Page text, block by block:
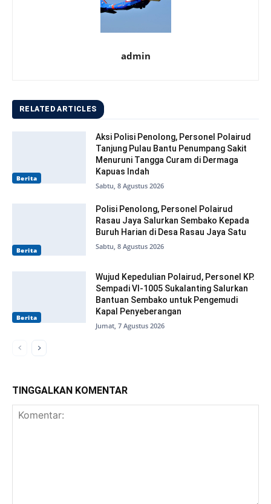
admin
RELATED ARTICLES
Berita
Aksi Polisi Penolong, Personel Polairud
Tanjung Pulau Bantu Penumpang Sakit
Menuruni Tangga Curam di Dermaga
Kapuas Indah
Sabtu, 8 Agustus 2026
Berita
Polisi Penolong, Personel Polairud
Rasau Jaya Salurkan Sembako Kepada
Buruh Harian di Desa Rasau Jaya Satu
Sabtu, 8 Agustus 2026
Berita
Wujud Kepedulian Polairud, Personel KP.
Sempadi VI-1005 Sukalanting Salurkan
Bantuan Sembako untuk Pengemudi
Kapal Penyeberangan
Jumat, 7 Agustus 2026
TINGGALKAN KOMENTAR